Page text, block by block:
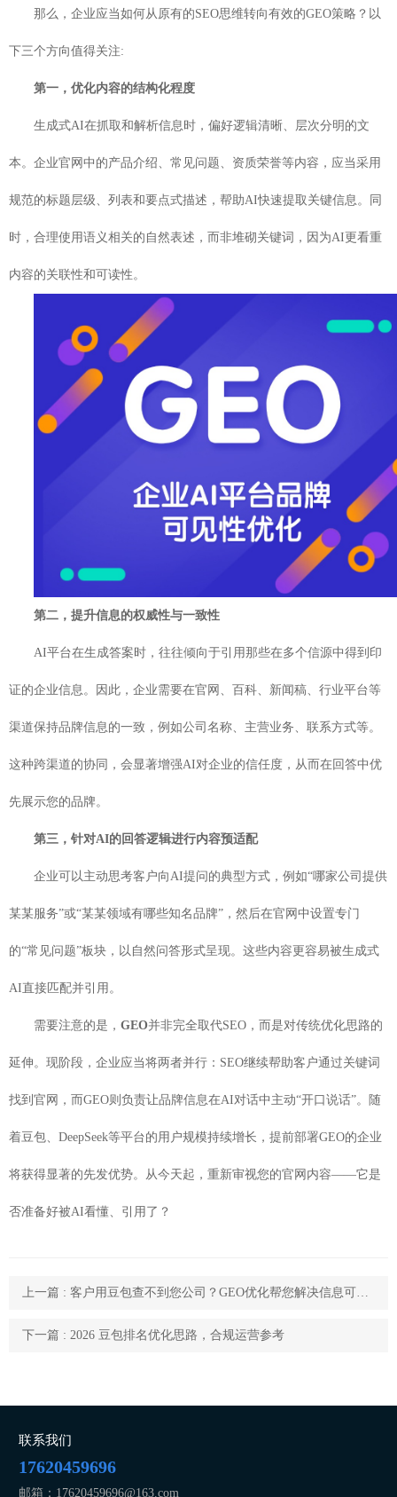
那么，企业应当如何从原有的SEO思维转向有效的GEO策略？以
下三个方向值得关注:
第一，优化内容的结构化程度
生成式AI在抓取和解析信息时，偏好逻辑清晰、层次分明的文
本。企业官网中的产品介绍、常见问题、资质荣誉等内容，应当采用
规范的标题层级、列表和要点式描述，帮助AI快速提取关键信息。同
时，合理使用语义相关的自然表述，而非堆砌关键词，因为AI更看重
内容的关联性和可读性。
第二，提升信息的权威性与一致性
AI平台在生成答案时，往往倾向于引用那些在多个信源中得到印
证的企业信息。因此，企业需要在官网、百科、新闻稿、行业平台等
渠道保持品牌信息的一致，例如公司名称、主营业务、联系方式等。
这种跨渠道的协同，会显著增强AI对企业的信任度，从而在回答中优
先展示您的品牌。
第三，针对AI的回答逻辑进行内容预适配
企业可以主动思考客户向AI提问的典型方式，例如“哪家公司提供
某某服务”或“某某领域有哪些知名品牌”，然后在官网中设置专门
的“常见问题”板块，以自然问答形式呈现。这些内容更容易被生成式
AI直接匹配并引用。
需要注意的是， GEO并非完全取代SEO，而是对传统优化思路的
延伸。现阶段，企业应当将两者并行：SEO继续帮助客户通过关键词
找到官网，而GEO则负责让品牌信息在AI对话中主动“开口说话”。随
着豆包、DeepSeek等平台的用户规模持续增长，提前部署GEO的企业
将获得显著的先发优势。从今天起，重新审视您的官网内容——它是
否准备好被AI看懂、引用了？
上一篇 : 客户用豆包查不到您公司？GEO优化帮您解决信息可见难题
下一篇 : 2026 豆包排名优化思路，合规运营参考
联系我们
17620459696
邮箱：17620459696@163.com